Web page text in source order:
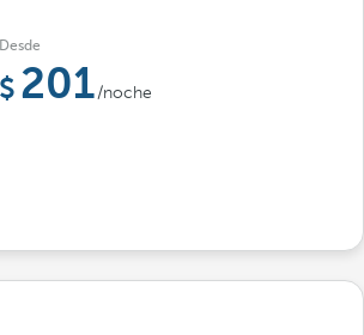
Desde
201 /noche